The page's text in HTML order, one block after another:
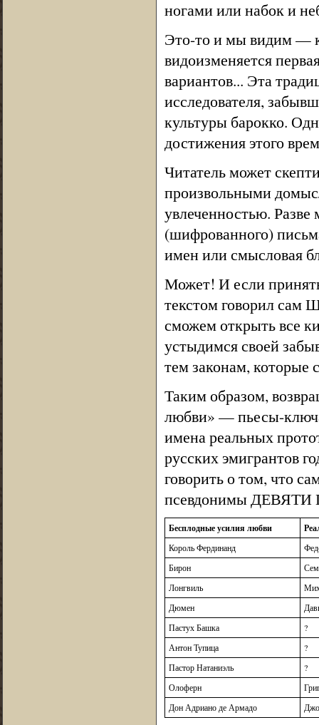
ногами или набок и
Это-то и мы видим —
видоизменяется
вариантов... Эта
исследователя,
культуры барокко.
достижения этого
Читатель может
произвольными
увлеченностью. Разве
(шифрованного)
имен или смысловая
Может! И если
текстом говорил сам
сможем открыть все
устыдимся своей
тем законам, которые
Таким образом,
любви» — пьесы-
имена реальных
русских эмигрантов
говорить о том, что
псевдонимы ДЕВЯТИ
Бесплодные усилия любви
Король Фердинанд
Бирон
Лонгвиль
Дюмен
Пастух Башка
?
Антон Тупица
?
Пастор Натаниэль
?
Олоферн
Дон Адриано де Армадо